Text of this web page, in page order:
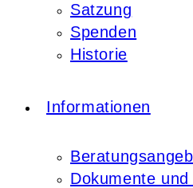
Satzung
Spenden
Historie
Informationen
Dokumente